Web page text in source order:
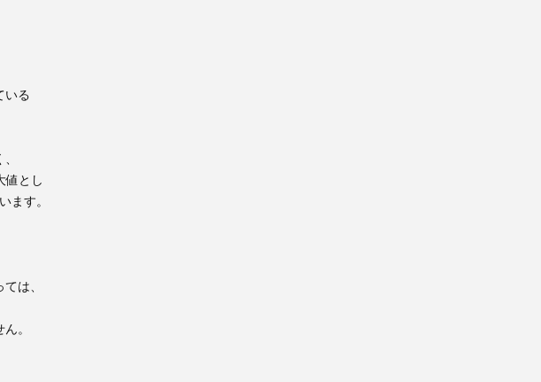
いる
値とし
ます。
は、
。